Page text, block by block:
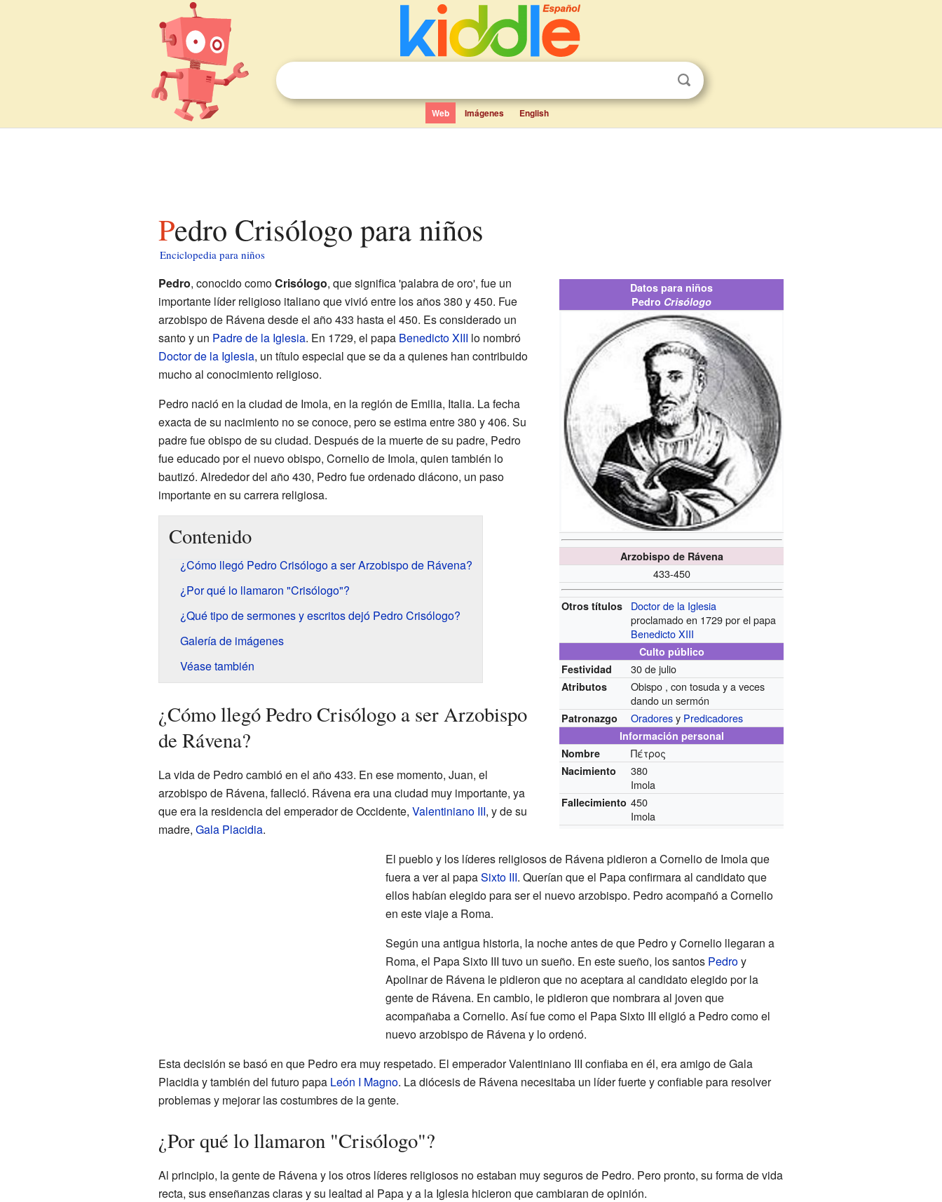
Web Imágenes English
Pedro Crisólogo para niños
Enciclopedia para niños
Datos para niños
Pedro Crisólogo
Arzobispo de Rávena
433-450
Otros títulos
Doctor de la Iglesia
proclamado en 1729 por el papa
Benedicto XIII
Culto público
Festividad
30 de julio
Atributos
Obispo , con tosuda y a veces
dando un sermón
Patronazgo Oradoresy Predicadores
Información personal
Nombre
Πέτρος
Nacimiento
380
Imola
Fallecimiento 450
Imola
Pedro, conocido comoCrisólogo, que significa 'palabra de oro', fue un
importante líder religioso italiano que vivió entre los años 380 y 450. Fue
arzobispo de Rávena desde el año 433 hasta el 450. Es considerado un
santo y un Padre de la Iglesia. En 1729, el papa Benedicto XIII lo nombró
Doctor de la Iglesia, un título especial que se da a quienes han contribuido
mucho al conocimiento religioso.
Pedro nació en la ciudad de Imola, en la región de Emilia, Italia. La fecha
exacta de su nacimiento no se conoce, pero se estima entre 380 y 406. Su
padre fue obispo de su ciudad. Después de la muerte de su padre, Pedro
fue educado por el nuevo obispo, Cornelio de Imola, quien también lo
bautizó. Alrededor del año 430, Pedro fue ordenado diácono, un paso
importante en su carrera religiosa.
Contenido
¿Cómo llegó Pedro Crisólogo a ser Arzobispo de Rávena?
¿Por qué lo llamaron "Crisólogo"?
¿Qué tipo de sermones y escritos dejó Pedro Crisólogo?
Galería de imágenes
Véase también
¿Cómo llegó Pedro Crisólogo a ser Arzobispo
de Rávena?
La vida de Pedro cambió en el año 433. En ese momento, Juan, el
arzobispo de Rávena, falleció. Rávena era una ciudad muy importante, ya
que era la residencia del emperador de Occidente, Valentiniano III, y de su
madre, Gala Placidia.
El pueblo y los líderes religiosos de Rávena pidieron a Cornelio de Imola que
fuera a ver al papaSixto III. Querían que el Papa confirmara al candidato que
ellos habían elegido para ser el nuevo arzobispo. Pedro acompañó a Cornelio
en este viaje a Roma.
Según una antigua historia, la noche antes de que Pedro y Cornelio llegaran a
Roma, el Papa Sixto III tuvo un sueño. En este sueño, los santos Pedroy
Apolinar de Rávena le pidieron que no aceptara al candidato elegido por la
gente de Rávena. En cambio, le pidieron que nombrara al joven que
acompañaba a Cornelio. Así fue como el Papa Sixto III eligió a Pedro como el
nuevo arzobispo de Rávena y lo ordenó.
Esta decisión se basó en que Pedro era muy respetado. El emperador Valentiniano III confiaba en él, era amigo de Gala
Placidia y también del futuro papa León I Magno. La diócesis de Rávena necesitaba un líder fuerte y confiable para resolver
problemas y mejorar las costumbres de la gente.
¿Por qué lo llamaron "Crisólogo"?
Al principio, la gente de Rávena y los otros líderes religiosos no estaban muy seguros de Pedro. Pero pronto, su forma de vida
recta, sus enseñanzas claras y su lealtad al Papa y a la Iglesia hicieron que cambiaran de opinión.